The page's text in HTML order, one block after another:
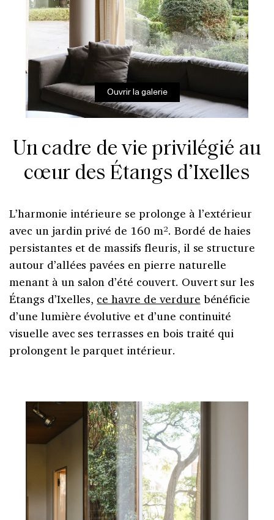
Ouvrir la galerie
Un cadre de vie privilégié au
cœur des Étangs d’Ixelles
L’harmonie intérieure se prolonge à l’extérieur
avec un jardin privé de 160 m². Bordé de haies
persistantes et de massifs fleuris, il se structure
autour d’allées pavées en pierre naturelle
menant à un salon d’été couvert. Ouvert sur les
Étangs d’Ixelles, ce havre de verdure bénéficie
d’une lumière évolutive et d’une continuité
visuelle avec ses terrasses en bois traité qui
prolongent le parquet intérieur.